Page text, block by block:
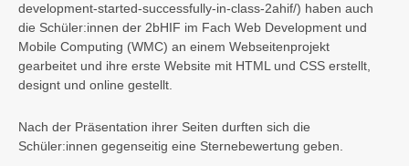
development-started-successfully-in-class-2ahif/) haben auch
die Schüler:innen der 2bHIF im Fach Web Development und
Mobile Computing (WMC) an einem Webseitenprojekt
gearbeitet und ihre erste Website mit HTML und CSS erstellt,
designt und online gestellt.
Nach der Präsentation ihrer Seiten durften sich die
Schüler:innen gegenseitig eine Sternebewertung geben.